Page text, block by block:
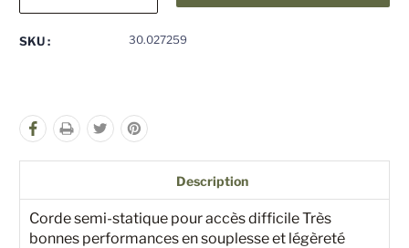
SKU : 30.027259
Description
Corde semi-statique pour accès difficile Très
bonnes performances en souplesse et légèreté